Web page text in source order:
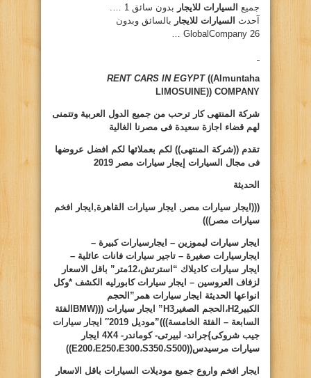
جميع السيارات للايجار
بدون سائق 1 ….
آحدث السيارات للايجار بالسائق وبدون
GlobalCompany 26 …
RENT CARS IN EGYPT ((Almuntaha
LIMOSUINE)) COMPANY
شركة المنتهى كار ترحب من جميع الدول العربية وتتمنى
لهم قضاء اجازة سعيدة فى مصرنا الغالية
تقدم ((شركة المنتهى)) لكم بعملائها لكم افضل عروضها
فى مجال السيارات إيجار سيارات مصر 2019
الحديثة
(((ايجار سيارات مصر, ايجار سيارات القاهرة,ايجار افخم
سيارات مصر)))
ايجار سيارات ليموزين – ايجارسيارات كبيرة –
ايجارسيارات صغيرة – تاجير سيارات فانات عائلية –
ايجار سيارات كاديلاك “استرتش،12متر” باقل الاسعار
لزفاف العروسين – ايجار سيارات كابورليه الكشف *وكل
انواعها الحديثة ايجار سيارات همر”الحجم
الكبير H2،الحجم الصغير H3 ” ايجار سيارات (((BMW الفئة
السابعة – الفئة الخامسة)))”موديل 2019″ ايجار سيارات
جيب شروكى}جراند- لبيرتى- كوماندر-4X4 ايجار
سيارات مرسيدس((
E200،E250،E300،S350،S500
))
ايجار افخم واروع جميع موديلات السيارات باقل الاسعار